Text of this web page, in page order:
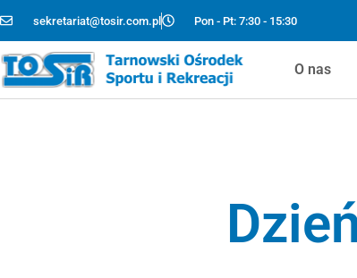
sekretariat@tosir.com.pl Pon - Pt: 7:30 - 15:30
O nas